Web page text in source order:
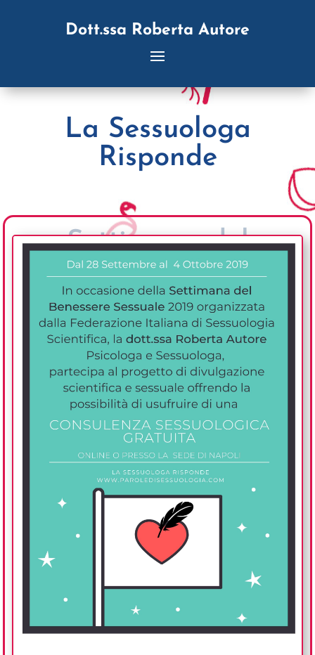
Dott.ssa Roberta Autore
La Sessuologa
Risponde
Settimana del
Benessere Sessuale